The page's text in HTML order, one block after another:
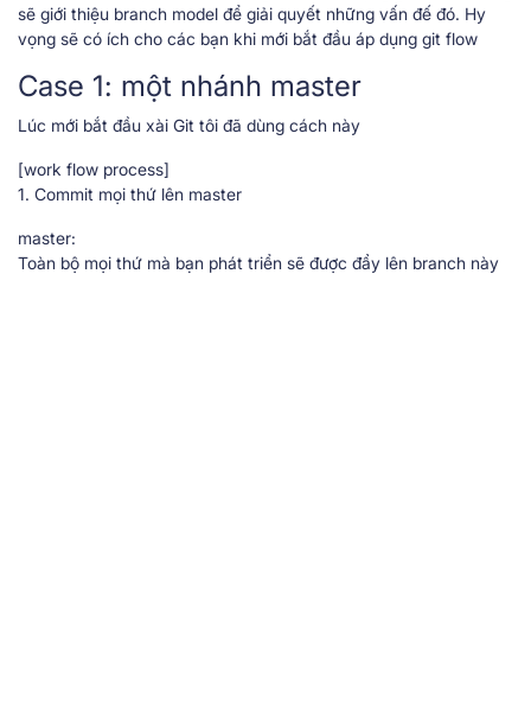
sẽ giới thiệu branch model để giải quyết những vấn đế đó. Hy
vọng sẽ có ích cho các bạn khi mới bắt đầu áp dụng git flow
Case 1: một nhánh master
Lúc mới bắt đầu xài Git tôi đã dùng cách này
[work flow process]
1. Commit mọi thứ lên master
master:
Toàn bộ mọi thứ mà bạn phát triển sẽ được đẩy lên branch này